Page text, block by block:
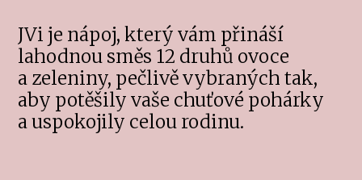
JVi je nápoj, který vám přináší
lahodnou směs 12 druhů ovoce
a zeleniny, pečlivě vybraných tak,
aby potěšily vaše chuťové pohárky
a uspokojily celou rodinu.